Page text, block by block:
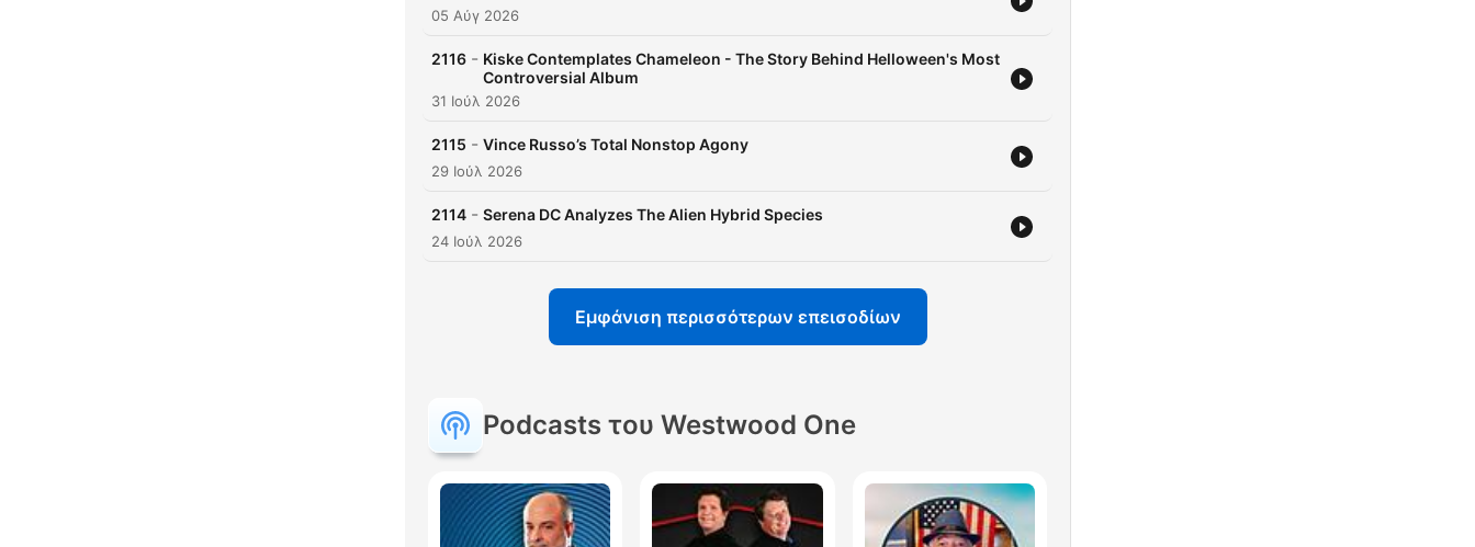
05 Αύγ 2026
2116 - Kiske Contemplates Chameleon - The Story Behind Helloween's Most
Controversial Album
31 Ιούλ 2026
2115 - Vince Russo’s Total Nonstop Agony
29 Ιούλ 2026
2114 - Serena DC Analyzes The Alien Hybrid Species
24 Ιούλ 2026
Εμφάνιση περισσότερων επεισοδίων
Podcasts του Westwood One